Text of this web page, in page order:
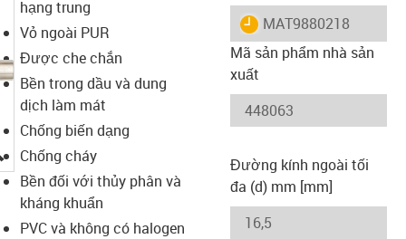
igus-icon-lupe
hạng trung
Vỏ ngoài PUR
Được che chắn
Bền trong dầu và dung
dịch làm mát
Chống biến dạng
Chống cháy
Bền đối với thủy phân và
kháng khuẩn
PVC và không có halogen
igus-icon-lieferzeit
MAT9880218
Mã sản phẩm nhà sản
xuất
Đường kính ngoài tối
đa (d) mm [mm]